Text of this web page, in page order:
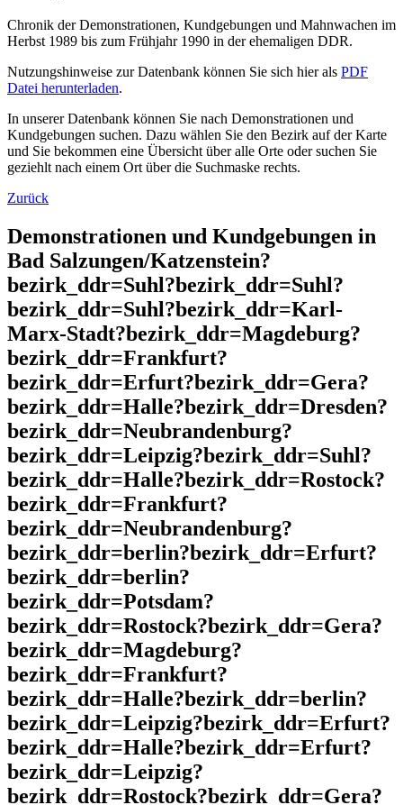
Chronik der Demonstrationen, Kundgebungen und Mahnwachen im
Herbst 1989 bis zum Frühjahr 1990 in der ehemaligen DDR.
Nutzungshinweise zur Datenbank können Sie sich hier als PDF
Datei herunterladen.
In unserer Datenbank können Sie nach Demonstrationen und
Kundgebungen suchen. Dazu wählen Sie den Bezirk auf der Karte
und Sie bekommen eine Übersicht über alle Orte oder suchen Sie
geziehlt nach einem Ort über die Suchmaske rechts.
Zurück
Demonstrationen und Kundgebungen in
Bad Salzungen/Katzenstein?
bezirk_ddr=Suhl?bezirk_ddr=Suhl?
bezirk_ddr=Suhl?bezirk_ddr=Karl-
Marx-Stadt?bezirk_ddr=Magdeburg?
bezirk_ddr=Frankfurt?
bezirk_ddr=Erfurt?bezirk_ddr=Gera?
bezirk_ddr=Halle?bezirk_ddr=Dresden?
bezirk_ddr=Neubrandenburg?
bezirk_ddr=Leipzig?bezirk_ddr=Suhl?
bezirk_ddr=Halle?bezirk_ddr=Rostock?
bezirk_ddr=Frankfurt?
bezirk_ddr=Neubrandenburg?
bezirk_ddr=berlin?bezirk_ddr=Erfurt?
bezirk_ddr=berlin?
bezirk_ddr=Potsdam?
bezirk_ddr=Rostock?bezirk_ddr=Gera?
bezirk_ddr=Magdeburg?
bezirk_ddr=Frankfurt?
bezirk_ddr=Halle?bezirk_ddr=berlin?
bezirk_ddr=Leipzig?bezirk_ddr=Erfurt?
bezirk_ddr=Halle?bezirk_ddr=Erfurt?
bezirk_ddr=Leipzig?
bezirk_ddr=Rostock?bezirk_ddr=Gera?